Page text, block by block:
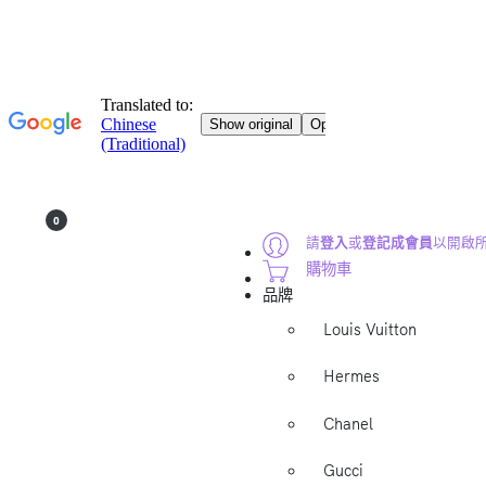
請登入或登記成會員以開啟
0
購物車
品牌
Louis Vuitton
Hermes
Chanel
Gucci